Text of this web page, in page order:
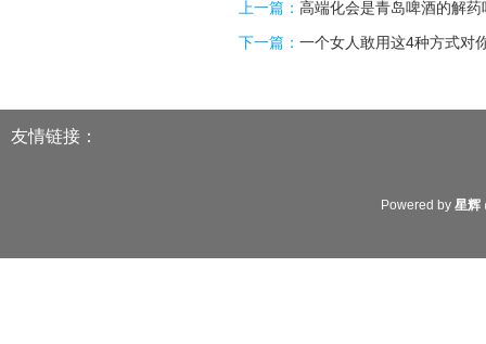
上一篇： 高端化会是青岛啤酒的解药
下一篇： 一个女人敢用这4种方式对
友情链接：
Powered by 星辉